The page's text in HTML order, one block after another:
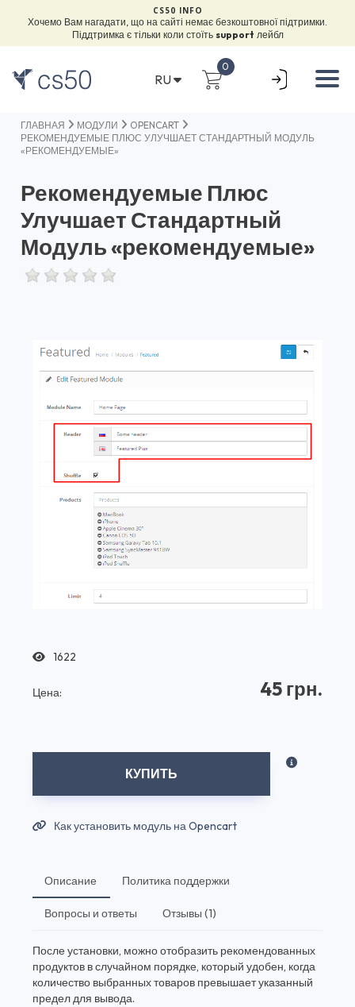
CS50 INFO
Хочемо Вам нагадати, що на сайті немає безкоштовної підтримки.
Піддтримка є тільки коли стоїть support лейбл
RU
0
ГЛАВНАЯ МОДУЛИ
OPENCART
РЕКОМЕНДУЕМЫЕ ПЛЮС УЛУЧШАЕТ СТАНДАРТНЫЙ МОДУЛЬ
«РЕКОМЕНДУЕМЫЕ»
Рекомендуемые Плюс
Улучшает Стандартный
Модуль «рекомендуемые»
1622
Цена: 45 грн.
КУПИТЬ
Как установить модуль на Opencart
Описание Политика поддержки
Вопросы и ответы Отзывы (1)
После установки, можно отобразить рекомендованных
продуктов в случайном порядке, который удобен, когда
количество выбранных товаров превышает указанный
предел для вывода.